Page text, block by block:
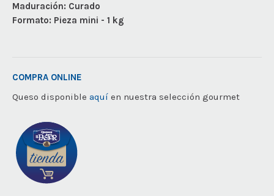
Maduración: Curado
Formato: Pieza mini - 1 kg
COMPRA ONLINE
Queso disponible aquí en nuestra selección gourmet